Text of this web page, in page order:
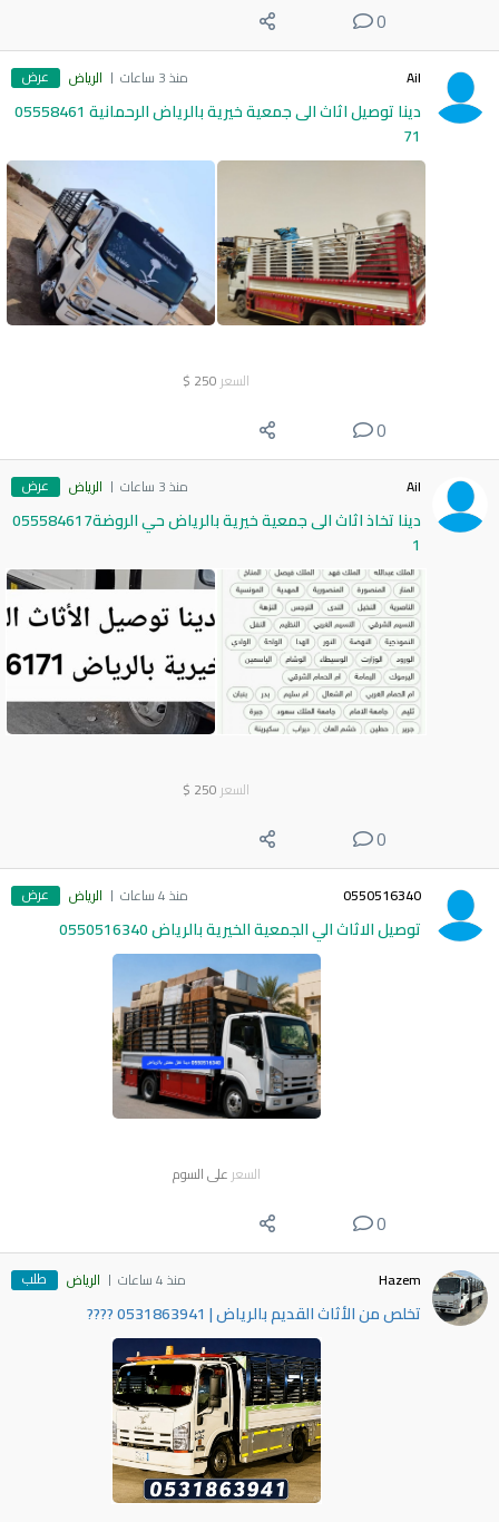
0
Ail منذ 3 ساعات الرياض عرض
دينا توصيل اثاث الى جمعية خيرية بالرياض الرحمانية 05558461
71
السعر 250
$
0
Ail منذ 3 ساعات الرياض عرض
دينا تخاذ اثاث الى جمعية خيرية بالرياض حي الروضة055584617
1
السعر 250
$
0
0550516340 منذ 4 ساعات الرياض عرض
توصيل الاثاث الي الجمعية الخيرية بالرياض 0550516340
السعر على السوم
0
Hazem منذ 4 ساعات الرياض طلب
​تخلص من الأثاث القديم بالرياض | 0531863941 ????